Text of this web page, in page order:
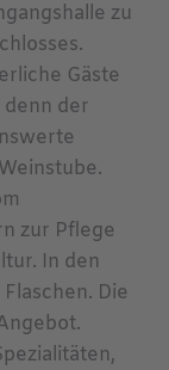
zu
Gäste
der
zur Pflege
In den
Die